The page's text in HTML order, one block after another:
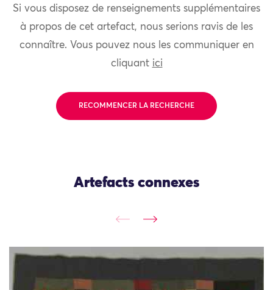
Si vous disposez de renseignements supplémentaires
à propos de cet artefact, nous serions ravis de les
connaître. Vous pouvez nous les communiquer en
cliquant ici
RECOMMENCER LA RECHERCHE
Artefacts connexes